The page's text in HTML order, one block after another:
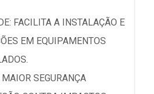
FACILITA A INSTALAÇÃO E
EM EQUIPAMENTOS
SEGURANÇA